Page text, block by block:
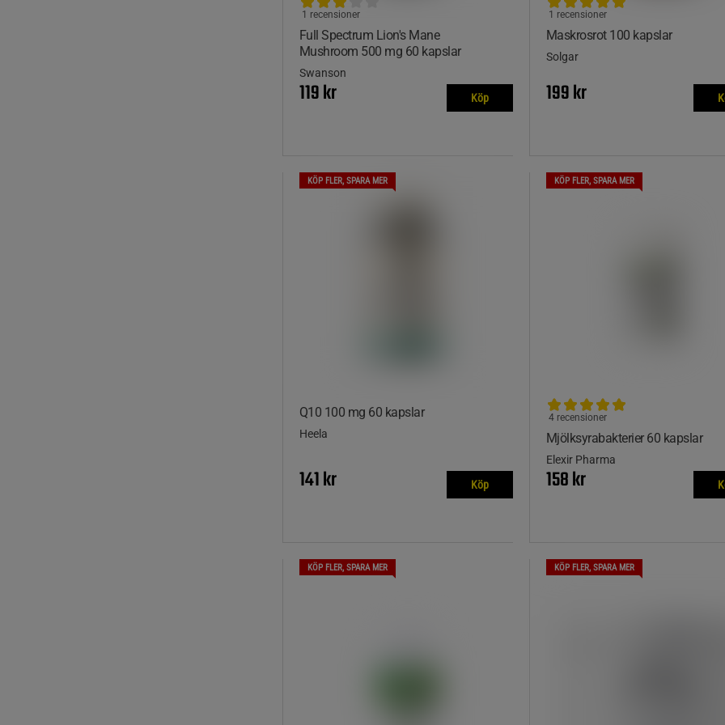
Full Spectrum Lion's Mane
Mushroom 500 mg 60 kapslar
1 recensioner
Swanson
119 kr Köp
Maskrosrot 100 kapslar
1 recensioner
Solgar
199 kr
KÖP FLER, SPARA MER
Q10 100 mg 60 kapslar
Heela
141 kr Köp
KÖP FLER, SPARA MER
Mjölksyrabakterier 60 kapslar
4 recensioner
Elexir Pharma
158 kr
KÖP FLER, SPARA MER KÖP FLER, SPARA MER